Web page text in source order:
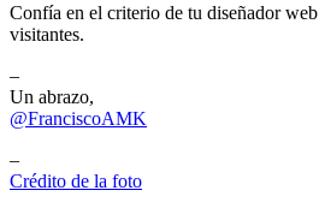
Confía en el criterio de tu diseñador
visitantes.
–
Un abrazo,
@FranciscoAMK
–
Crédito de la foto